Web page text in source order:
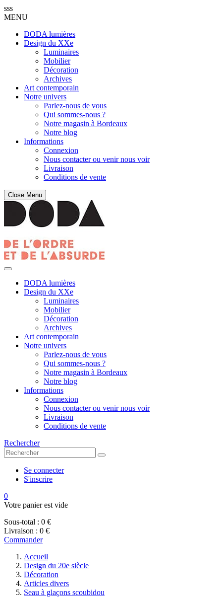
sss
MENU
DODA lumières
Design du XXe
Luminaires
Mobilier
Décoration
Archives
Art contemporain
Notre univers
Parlez-nous de vous
Qui sommes-nous ?
Notre magasin à Bordeaux
Notre blog
Informations
Connexion
Nous contacter ou venir nous voir
Livraison
Conditions de vente
Close Menu
DODA lumières
Design du XXe
Luminaires
Mobilier
Décoration
Archives
Art contemporain
Notre univers
Parlez-nous de vous
Qui sommes-nous ?
Notre magasin à Bordeaux
Notre blog
Informations
Connexion
Nous contacter ou venir nous voir
Livraison
Conditions de vente
Rechercher
Se connecter
S'inscrire
0
Votre panier est vide
Sous-total : 0 €
Livraison : 0 €
Commander
Accueil
Design du 20e siècle
Décoration
Articles divers
Seau à glaçons scoubidou